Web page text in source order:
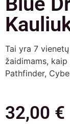
Tai yra 7
žaidimams,
Pathfinder,
32,00 €